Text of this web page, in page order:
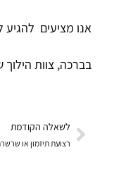
אנו מציעים
בברכה, צוות הילוך
לשאלה הקודמת
רצועת תיזמון או